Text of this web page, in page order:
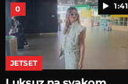
1:41
0
JETSET